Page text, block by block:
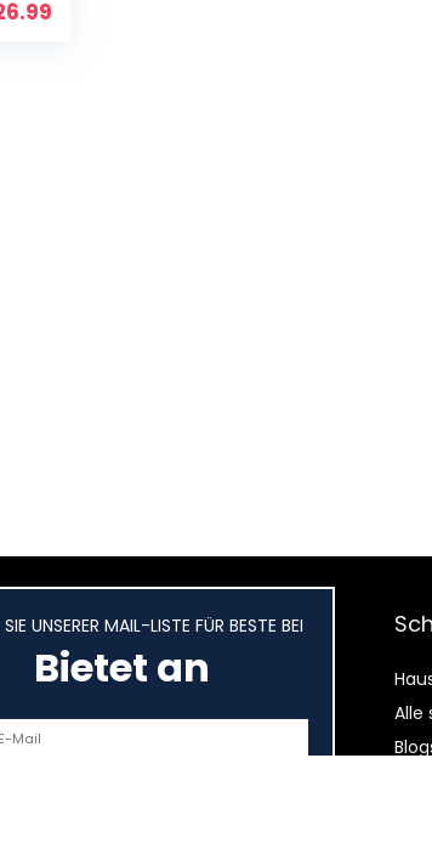
UNSERER MAIL-LISTE FÜR BESTE BEI
Bietet an
Alle